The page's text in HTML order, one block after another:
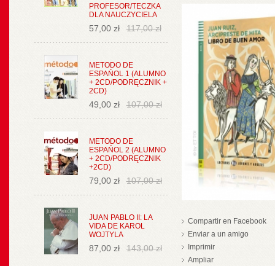
PROFESOR/TECZKA
DLA NAUCZYCIELA
57,00 zł 117,00 zł
METODO DE
ESPAŃOL 1 (ALUMNO
+ 2CD/PODRĘCZNIK +
2CD)
49,00 zł 107,00 zł
METODO DE
ESPAŃOL 2 (ALUMNO
+ 2CD/PODRĘCZNIK
+2CD)
79,00 zł 107,00 zł
JUAN PABLO II: LA
VIDA DE KAROL
WOJTYLA
87,00 zł 143,00 zł
Compartir en Facebook
Enviar a un amigo
Imprimir
Ampliar